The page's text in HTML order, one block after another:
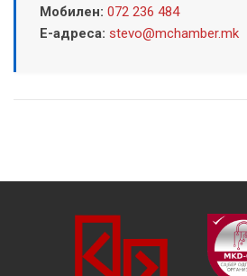
Мобилен: 072 236 484
Е-адреса: stevo@mchamber.mk